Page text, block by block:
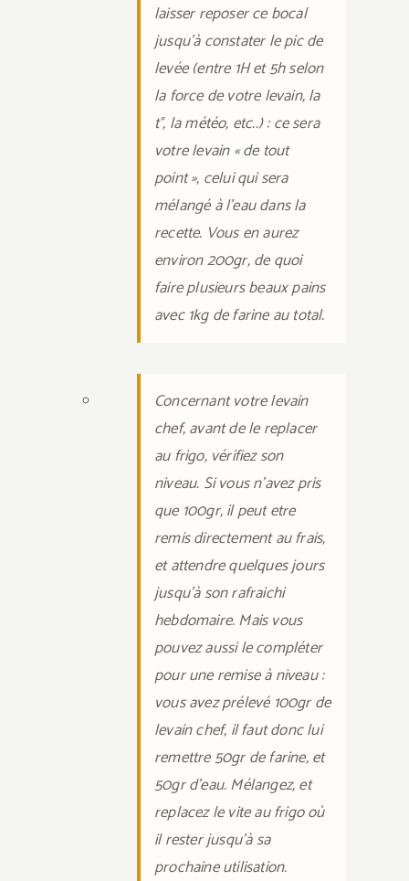
laisser reposer ce bocal
jusqu’à constater le pic de
levée (entre 1H et 5h selon
la force de votre levain, la
t°, la météo, etc..) : ce sera
votre levain « de tout
point », celui qui sera
mélangé à l’eau dans la
recette. Vous en aurez
environ 200gr, de quoi
faire plusieurs beaux pains
avec 1kg de farine au total.
Concernant votre levain
chef, avant de le replacer
au frigo, vérifiez son
niveau. Si vous n’avez pris
que 100gr, il peut etre
remis directement au frais,
et attendre quelques jours
jusqu’à son rafraichi
hebdomaire. Mais vous
pouvez aussi le compléter
pour une remise à niveau :
vous avez prélevé 100gr de
levain chef, il faut donc lui
remettre 50gr de farine, et
50gr d’eau. Mélangez, et
replacez le vite au frigo où
il rester jusqu’à sa
prochaine utilisation.